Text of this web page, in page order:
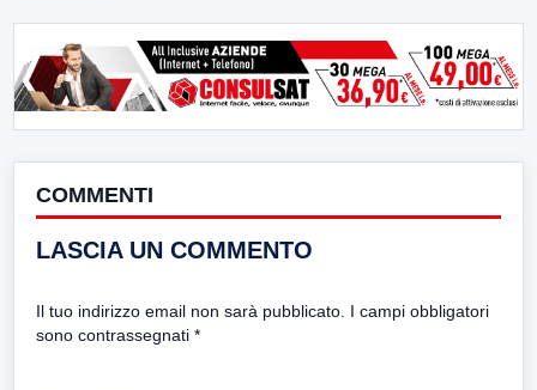
COMMENTI
LASCIA UN COMMENTO
Il tuo indirizzo email non sarà pubblicato. I campi obbligatori
sono contrassegnati *